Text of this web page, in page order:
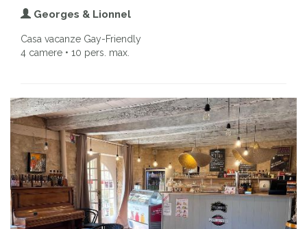
Georges & Lionnel
Casa vacanze Gay-Friendly
4 camere • 10 pers. max.